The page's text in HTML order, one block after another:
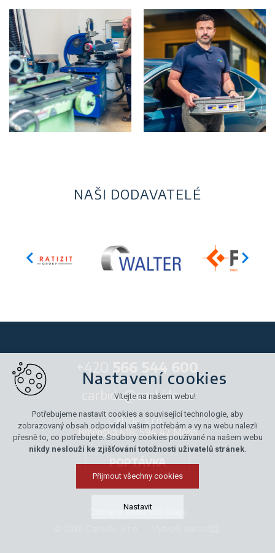
NAŠI DODAVATELÉ
carbide@carbide.cz
Carbide, s.r.o.,
Brněnská 618, 594 42 Měřín
POPTÁVKA
Ochrana osobních údajů
Nastavení cookies
Vítejte na našem webu!
Potřebujeme nastavit cookies a související technologie, aby
zobrazovaný obsah odpovídal vašim potřebám a vy na webu nalezli
přesně to, co potřebujete. Soubory cookies používané na našem webu
nikdy neslouží ke zjišťování totožnosti uživatelů stránek.
Přijmout všechny cookies
Nastavit